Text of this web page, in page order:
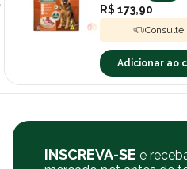
R$ 173,90
Consulte
Adicionar ao
INSCREVA-SE e